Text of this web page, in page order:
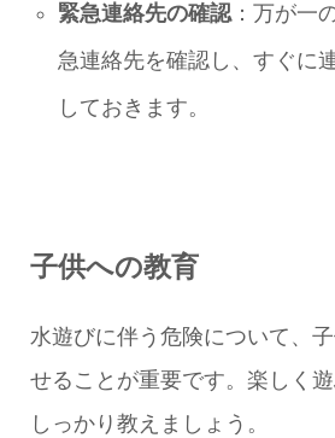
緊急連絡先の確認：万が一
急連絡先を確認し、すぐに
しておきます。
子供への教育
水遊びに伴う危険について、
せることが重要です。楽しく
しっかり教えましょう。